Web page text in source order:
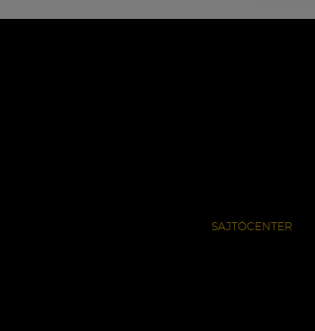
SAJTÓCENTER